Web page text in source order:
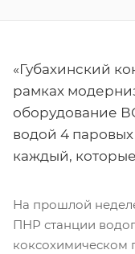
«Губахинский
рамках
оборудование
водой 4 паровых
каждый,
На прошлой
ПНР станции
коксохимическом